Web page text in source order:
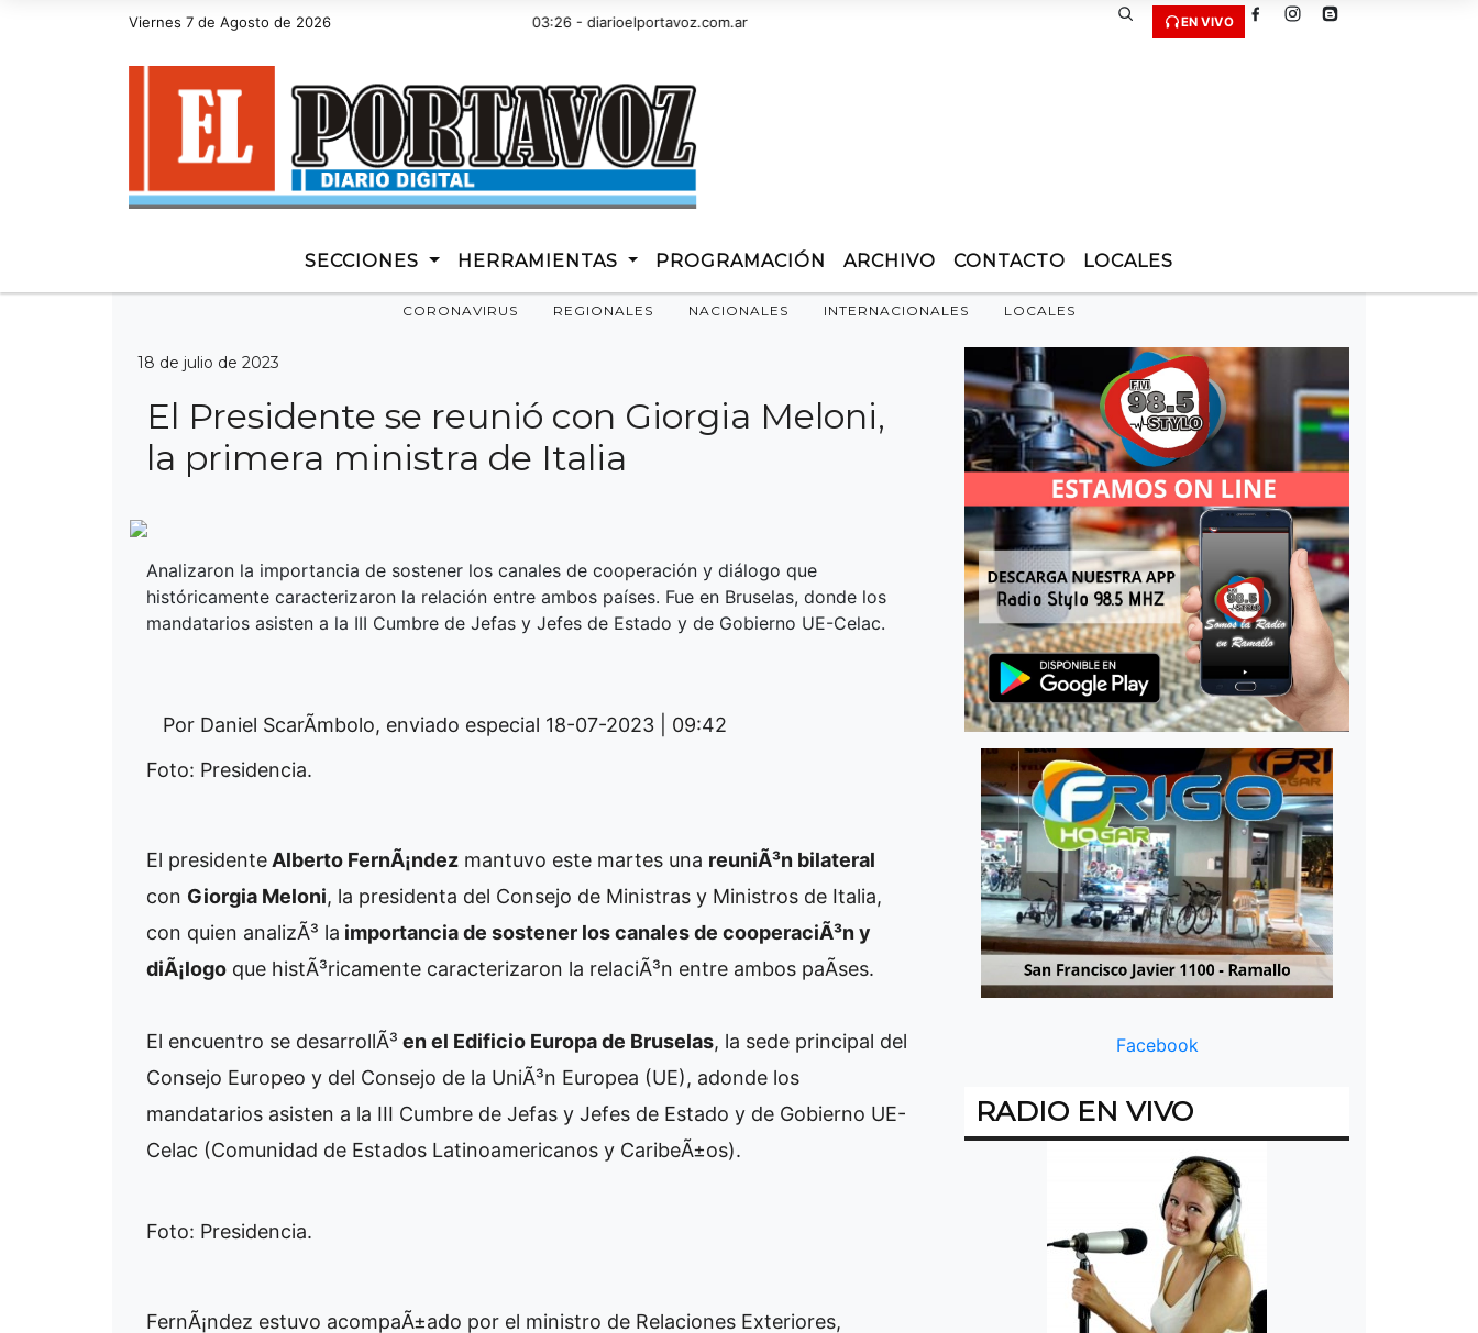
Viernes 7 de Agosto de 2026
Hoy es Viernes 7 de Agosto de 2026 y son las 03:26 - diarioelportavoz.com.ar EN VIVO
SECCIONES HERRAMIENTAS PROGRAMACIÓN ARCHIVO CONTACTO LOCALES
CORONAVIRUS REGIONALES NACIONALES INTERNACIONALES LOCALES
18 de julio de 2023
El Presidente se reunió con Giorgia Meloni,
la primera ministra de Italia
Analizaron la importancia de sostener los canales de cooperación y diálogo que
históricamente caracterizaron la relación entre ambos países. Fue en Bruselas, donde los
mandatarios asisten a la III Cumbre de Jefas y Jefes de Estado y de Gobierno UE-Celac.
Por Daniel ScarÃ­mbolo, enviado especial 18-07-2023 | 09:42
Foto: Presidencia.
El presidente Alberto FernÃ¡ndez mantuvo este martes una reuniÃ³n bilateral
con Giorgia Meloni, la presidenta del Consejo de Ministras y Ministros de Italia,
con quien analizÃ³ la importancia de sostener los canales de cooperaciÃ³n y
diÃ¡logo que histÃ³ricamente caracterizaron la relaciÃ³n entre ambos paÃ­ses.
El encuentro se desarrollÃ³ en el Edificio Europa de Bruselas, la sede principal del
Consejo Europeo y del Consejo de la UniÃ³n Europea (UE), adonde los
mandatarios asisten a la III Cumbre de Jefas y Jefes de Estado y de Gobierno UE-
Celac (Comunidad de Estados Latinoamericanos y CaribeÃ±os).
Foto: Presidencia.
FernÃ¡ndez estuvo acompaÃ±ado por el ministro de Relaciones Exteriores,
Facebook
RADIO EN VIVO